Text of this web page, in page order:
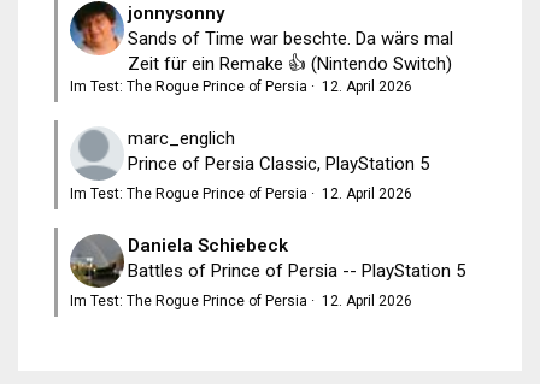
jonnysonny
Sands of Time war beschte. Da wärs mal
Zeit für ein Remake 👍 (Nintendo Switch)
Im Test: The Rogue Prince of Persia · 12. April 2026
marc_englich
Prince of Persia Classic, PlayStation 5
Im Test: The Rogue Prince of Persia · 12. April 2026
Daniela Schiebeck
Battles of Prince of Persia -- PlayStation 5
Im Test: The Rogue Prince of Persia · 12. April 2026